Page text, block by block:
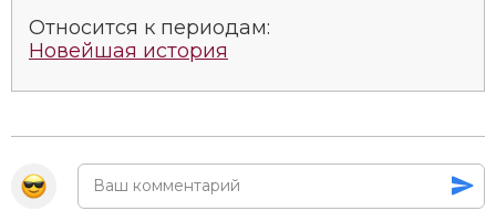
Относится к периодам:
Новейшая история